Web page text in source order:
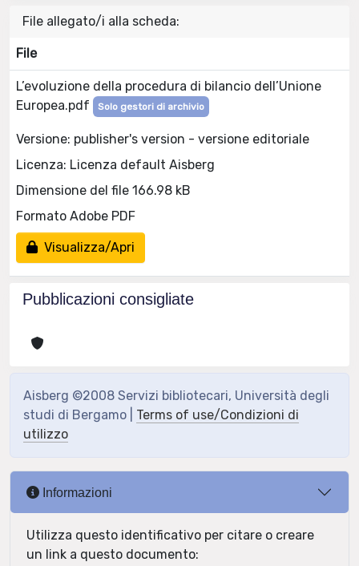
File allegato/i alla scheda:
File
L’evoluzione della procedura di bilancio dell’Unione
Europea.pdf
Solo gestori di archivio
Versione: publisher's version - versione editoriale
Licenza: Licenza default Aisberg
Dimensione del file 166.98 kB
Formato Adobe PDF
Visualizza/Apri
Pubblicazioni consigliate
Aisberg ©2008 Servizi bibliotecari, Università degli
studi di Bergamo | Terms of use/Condizioni di
utilizzo
Informazioni
Utilizza questo identificativo per citare o creare
un link a questo documento: